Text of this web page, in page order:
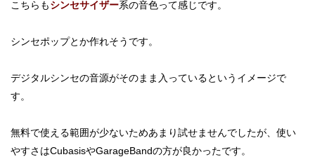
こちらもシンセサイザー系の音色って感じです。
シンセポップとか作れそうです。
デジタルシンセの音源がそのまま入っているというイメージで
す。
無料で使える範囲が少ないためあまり試せませんでしたが、使い
やすさはCubasisやGarageBandの方が良かったです。